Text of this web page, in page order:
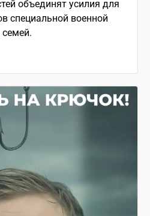
объединят усилия для
специальной военной